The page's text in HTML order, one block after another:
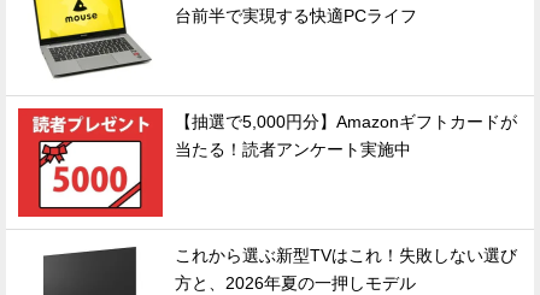
台前半で実現する快適PCライフ
【抽選で5,000円分】Amazonギフトカードが
当たる！読者アンケート実施中
これから選ぶ新型TVはこれ！失敗しない選び
方と、2026年夏の一押しモデル